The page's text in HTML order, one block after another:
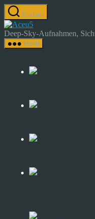
Zum
Inhalt
springen
Suchen
Astrocamp
–
Astrofotografie
Sky-
Deep-Sky-Aufnahmen,
Menü